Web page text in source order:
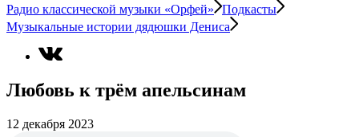
Радио классической музыки «Орфей»
Подкасты
Музыкальные истории дядюшки Дениса
Любовь к трём апельсинам
12 декабря 2023